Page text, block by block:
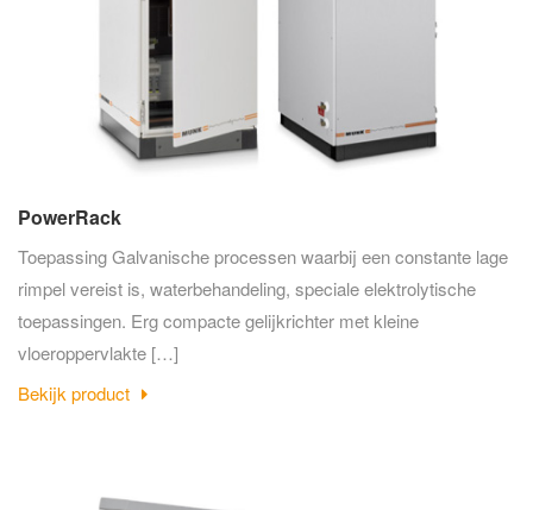
PowerRack
Toepassing Galvanische processen waarbij een constante lage
rimpel vereist is, waterbehandeling, speciale elektrolytische
toepassingen. Erg compacte gelijkrichter met kleine
vloeroppervlakte […]
Bekijk product